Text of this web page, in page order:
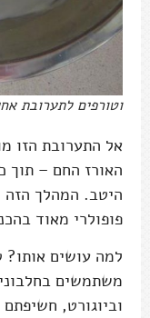
וטורפים לתערובת
האורז החם – תוך
היטב. המהלך הזה
פופולרי מאוד
למה עושים אותו?
משתמשים
וביוגורט,